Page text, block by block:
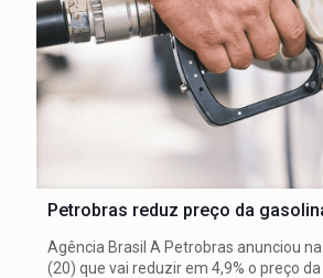
Petrobras reduz preço da
Agência Brasil A Petrobras anunciou
(20) que vai reduzir em 4,9% o preço